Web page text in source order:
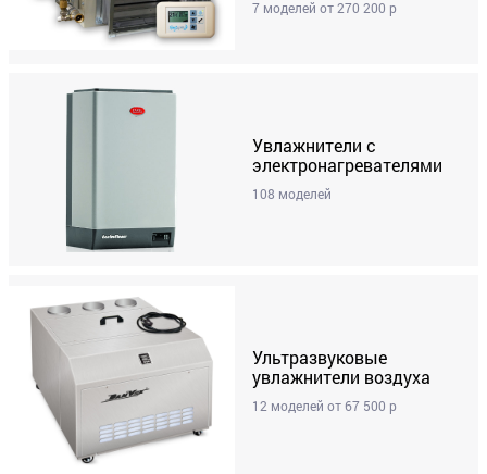
7 моделей от 270 200 р
Увлажнители с
электронагревателями
108 моделей
Ультразвуковые
увлажнители воздуха
12 моделей от 67 500 р